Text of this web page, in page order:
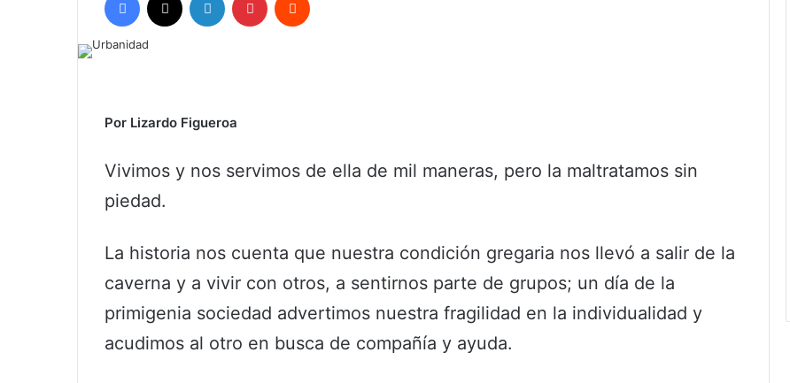
Por Lizardo Figueroa
Vivimos y nos servimos de ella de mil maneras, pero la maltratamos sin
piedad.
La historia nos cuenta que nuestra condición gregaria nos llevó a salir de la
caverna y a vivir con otros, a sentirnos parte de grupos; un día de la
primigenia sociedad advertimos nuestra fragilidad en la individualidad y
acudimos al otro en busca de compañía y ayuda.